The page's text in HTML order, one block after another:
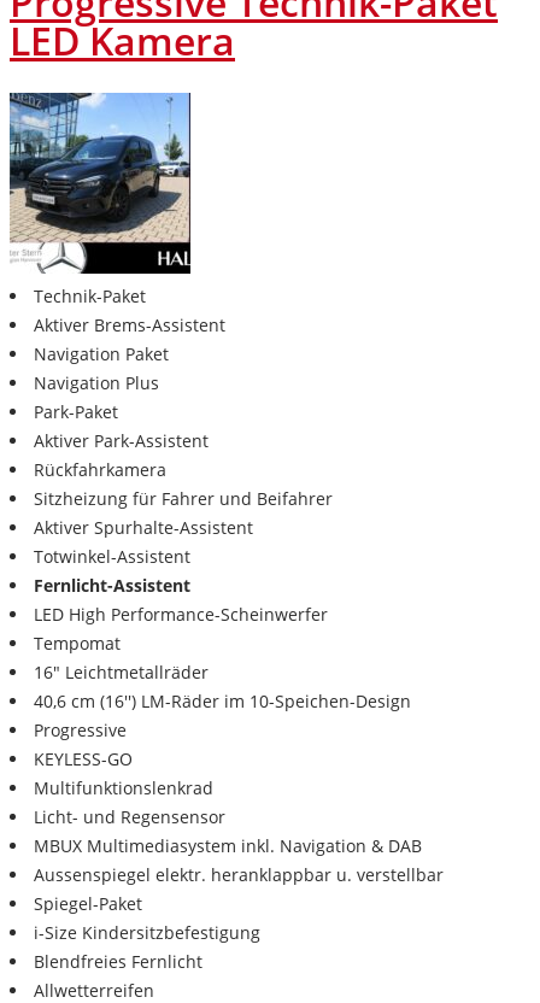
LED Kamera
Technik-Paket
Aktiver Brems-Assistent
Navigation Paket
Navigation Plus
Park-Paket
Aktiver Park-Assistent
Rückfahrkamera
Sitzheizung für Fahrer und Beifahrer
Aktiver Spurhalte-Assistent
Totwinkel-Assistent
Fernlicht-Assistent
LED High Performance-Scheinwerfer
Tempomat
16" Leichtmetallräder
40,6 cm (16'') LM-Räder im 10-Speichen-Design
Progressive
KEYLESS-GO
Multifunktionslenkrad
Licht- und Regensensor
MBUX Multimediasystem inkl. Navigation & DAB
Aussenspiegel elektr. heranklappbar u. verstellbar
Spiegel-Paket
i-Size Kindersitzbefestigung
Blendfreies Fernlicht
Allwetterreifen